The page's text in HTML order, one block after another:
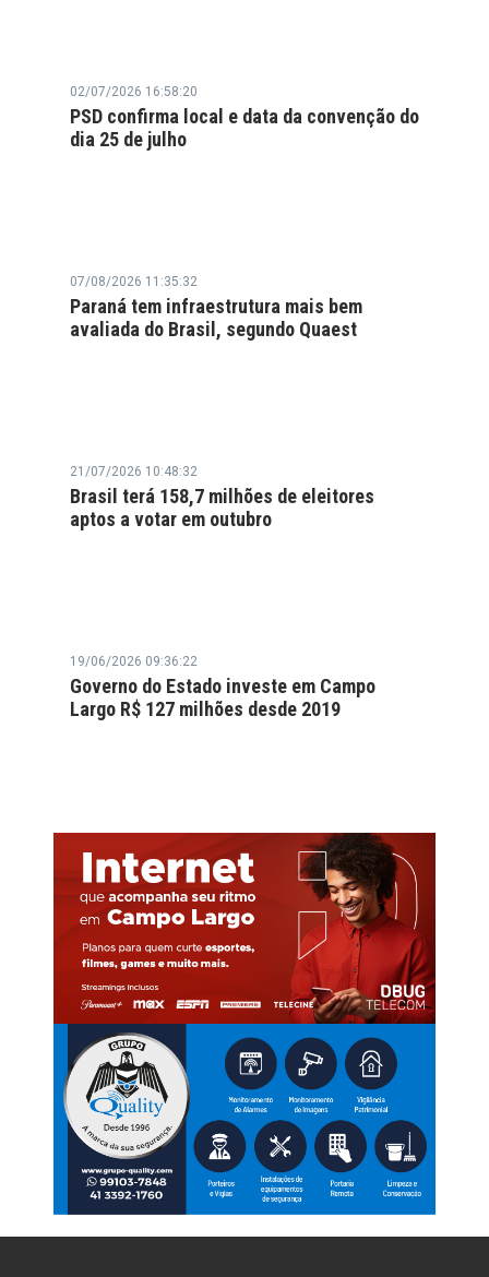
02/07/2026 16:58:20
PSD confirma local e data da convenção do
dia 25 de julho
07/08/2026 11:35:32
Paraná tem infraestrutura mais bem
avaliada do Brasil, segundo Quaest
21/07/2026 10:48:32
Brasil terá 158,7 milhões de eleitores
aptos a votar em outubro
19/06/2026 09:36:22
Governo do Estado investe em Campo
Largo R$ 127 milhões desde 2019